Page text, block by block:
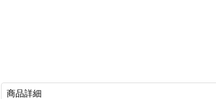
商品詳細